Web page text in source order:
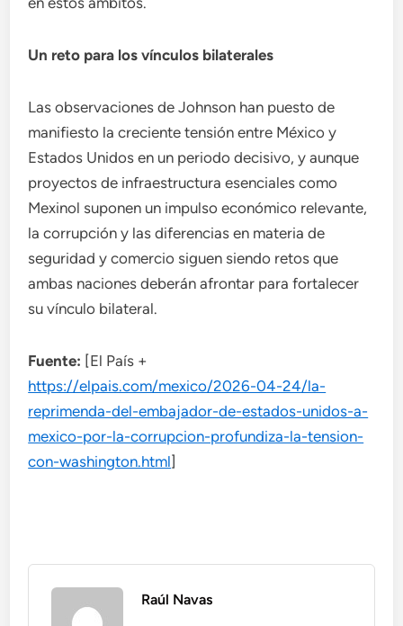
Un reto para los vínculos bilaterales
Las observaciones de Johnson han puesto de
manifiesto la creciente tensión entre México y
Estados Unidos en un periodo decisivo, y aunque
proyectos de infraestructura esenciales como
Mexinol suponen un impulso económico relevante,
la corrupción y las diferencias en materia de
seguridad y comercio siguen siendo retos que
ambas naciones deberán afrontar para fortalecer
su vínculo bilateral.
Fuente: [El País +
https://elpais.com/mexico/2026-04-24/la-
reprimenda-del-embajador-de-estados-unidos-a-
mexico-por-la-corrupcion-profundiza-la-tension-
con-washington.html]
Raúl Navas